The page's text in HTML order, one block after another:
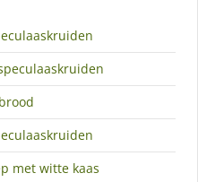
met witte kaas